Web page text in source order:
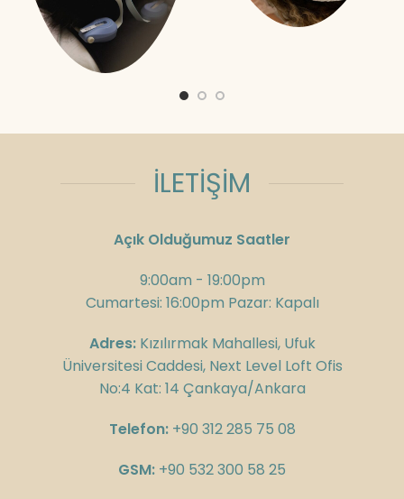
İLETİŞİM
Açık Olduğumuz Saatler
9:00am - 19:00pm
Cumartesi: 16:00pm Pazar: Kapalı
Adres:Kızılırmak Mahallesi, Ufuk
Üniversitesi Caddesi, Next Level Loft Ofis
No:4 Kat: 14 Çankaya/Ankara
Telefon: +90 312 285 75 08
GSM: +90 532 300 58 25